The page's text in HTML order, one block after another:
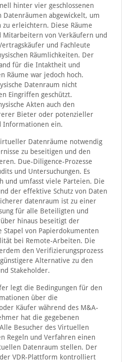
hinter vier geschlossenen
Datenräumen abgewickelt, um
erleichtern. Diese Räume
von Verkäufern und
und Fachleute
Räumlichkeiten. Der
für die Intaktheit und
Räume war jedoch hoch.
Datenraum nicht
Eingriffen geschützt.
Akten auch den
Bieter oder potenzieller
Informationen ein.
Datenräume notwendig
zu beseitigen und den
Due-Diligence-Prozesse
und Untersuchungen. Es
und umfasst viele Parteien. Die
der effektive Schutz von Daten
datenraum ist zu einer
für alle Beteiligten und
hinaus beseitigt der
von Papierdokumenten
bei Remote-Arbeiten. Die
den Verifizierungsprozess
Alternative zu den
Stakeholder.
legt die Bedingungen für den
über die
Käufer während des M&A-
hat die gegebenen
Besucher des Virtuellen
Regeln und Verfahren einen
Datenraum stellen. Der
VDR-Plattform kontrolliert